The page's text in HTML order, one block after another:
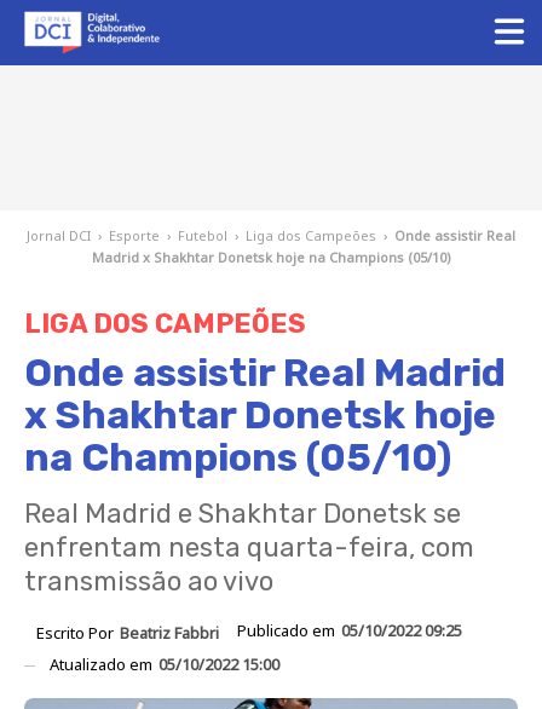
Jornal DCI › Esporte › Futebol › Liga dos Campeões › Onde assistir Real
Madrid x Shakhtar Donetsk hoje na Champions (05/10)
LIGA DOS CAMPEÕES
Onde assistir Real Madrid
x Shakhtar Donetsk hoje
na Champions (05/10)
Real Madrid e Shakhtar Donetsk se
enfrentam nesta quarta-feira, com
transmissão ao vivo
Escrito Por Beatriz Fabbri Publicado em 05/10/2022 09:25
Atualizado em 05/10/2022 15:00